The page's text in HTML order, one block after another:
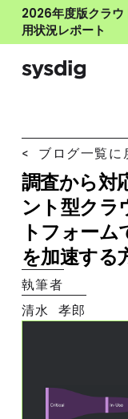
2026年度版クラウ
用状況レポート
< ブログ一覧に
調査から対
ント型クラ
トフォー
を加速する
執筆者
清水 孝郎